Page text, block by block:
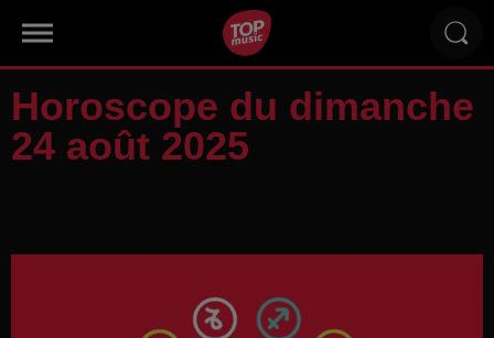
Horoscope du dimanche
24 août 2025